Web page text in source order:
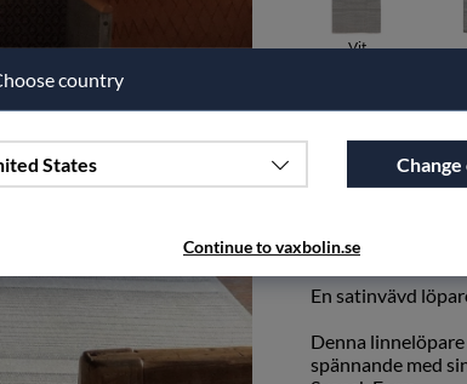
Vit
Lägg i önskelistan
En satinvävd
Denna
spännande med
country
States
Continue to vaxbolin.se